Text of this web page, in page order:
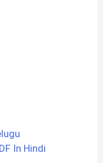
In Hindi